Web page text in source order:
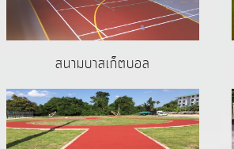
สนามบาสเก็ตบอล